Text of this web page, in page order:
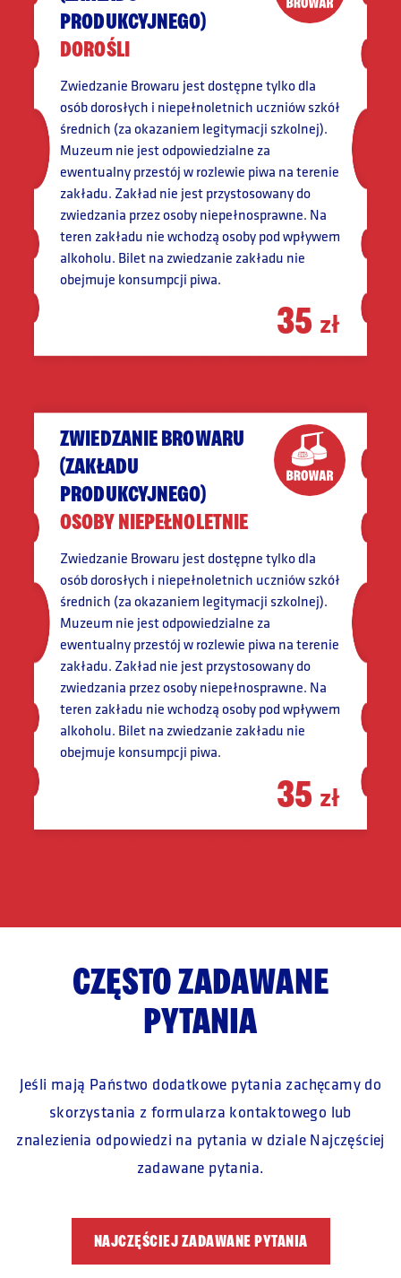
PRODUKCYJNEGO)
DOROŚLI
Zwiedzanie Browaru jest dostępne tylko dla
osób dorosłych i niepełnoletnich uczniów szkół
średnich (za okazaniem legitymacji szkolnej).
Muzeum nie jest odpowiedzialne za
ewentualny przestój w rozlewie piwa na terenie
zakładu. Zakład nie jest przystosowany do
zwiedzania przez osoby niepełnosprawne. Na
teren zakładu nie wchodzą osoby pod wpływem
alkoholu. Bilet na zwiedzanie zakładu nie
obejmuje konsumpcji piwa.
35 zł
ZWIEDZANIE BROWARU
(ZAKŁADU
PRODUKCYJNEGO)
OSOBY NIEPEŁNOLETNIE
Zwiedzanie Browaru jest dostępne tylko dla
osób dorosłych i niepełnoletnich uczniów szkół
średnich (za okazaniem legitymacji szkolnej).
Muzeum nie jest odpowiedzialne za
ewentualny przestój w rozlewie piwa na terenie
zakładu. Zakład nie jest przystosowany do
zwiedzania przez osoby niepełnosprawne. Na
teren zakładu nie wchodzą osoby pod wpływem
alkoholu. Bilet na zwiedzanie zakładu nie
obejmuje konsumpcji piwa.
35 zł
CZĘSTO ZADAWANE
PYTANIA
Jeśli mają Państwo dodatkowe pytania zachęcamy do
skorzystania z formularza kontaktowego lub
znalezienia odpowiedzi na pytania w dziale Najczęściej
zadawane pytania.
NAJCZĘŚCIEJ ZADAWANE PYTANIA